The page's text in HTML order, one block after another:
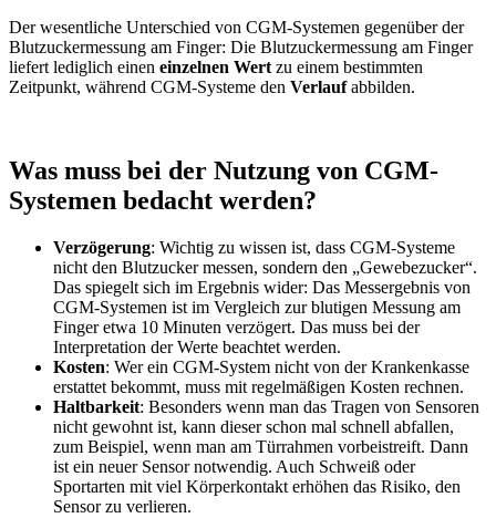
Der wesentliche Unterschied von CGM-Systemen gegenüber der
Blutzuckermessung am Finger: Die Blutzuckermessung am Finger
liefert lediglich einen einzelnen Wert zu einem bestimmten
Zeitpunkt, während CGM-Systeme den Verlaufabbilden.
Was muss bei der Nutzung von CGM-
Systemen bedacht werden?
Verzögerung: Wichtig zu wissen ist, dass CGM-Systeme
nicht den Blutzucker messen, sondern den „Gewebezucker“.
Das spiegelt sich im Ergebnis wider: Das Messergebnis von
CGM-Systemen ist im Vergleich zur blutigen Messung am
Finger etwa 10 Minuten verzögert. Das muss bei der
Interpretation der Werte beachtet werden.
Kosten: Wer ein CGM-System nicht von der Krankenkasse
erstattet bekommt, muss mit regelmäßigen Kosten rechnen.
Haltbarkeit: Besonders wenn man das Tragen von Sensoren
nicht gewohnt ist, kann dieser schon mal schnell abfallen,
zum Beispiel, wenn man am Türrahmen vorbeistreift. Dann
ist ein neuer Sensor notwendig. Auch Schweiß oder
Sportarten mit viel Körperkontakt erhöhen das Risiko, den
Sensor zu verlieren.